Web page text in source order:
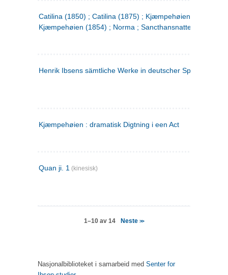
Catilina (1850) ; Catilina (1875) ; Kjæmpehøien (1850) ;
Kjæmpehøien (1854) ; Norma ; Sancthansnatten
Henrik Ibsens sämtliche Werke in deutscher Sprache. 2
Kjæmpehøien : dramatisk Digtning i een Act
Quan ji. 1 (kinesisk)
1–10 av 14 Neste>>
Nasjonalbiblioteket i samarbeid med Senter for